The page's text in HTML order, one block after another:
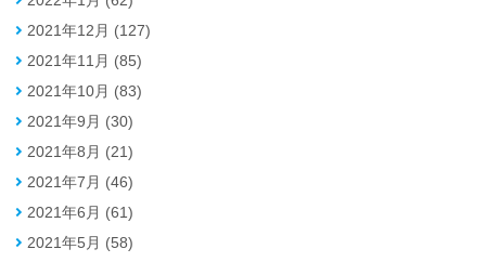
2021年12月 (127)
2021年11月 (85)
2021年10月 (83)
2021年9月 (30)
2021年8月 (21)
2021年7月 (46)
2021年6月 (61)
2021年5月 (58)